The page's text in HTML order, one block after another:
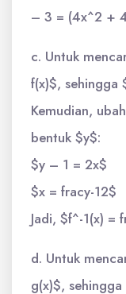
– 3 = (4x^2 +
c. Untuk
f(x)$, sehingga
Kemudian,
bentuk $y$:
$y – 1 = 2x$
$x = fracy-12$
Jadi, $f^-1(x) =
d. Untuk
g(x)$,